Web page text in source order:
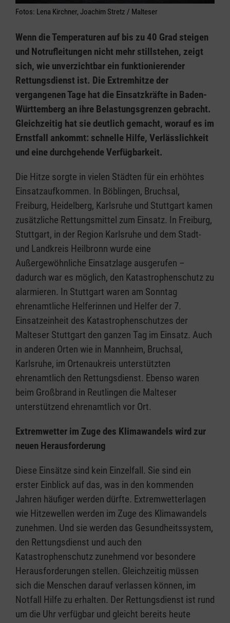
Fotos: Lena Kirchner, Joachim Stretz / Malteser
Wenn die Temperaturen auf bis zu 40 Grad steigen
und Notrufleitungen nicht mehr stillstehen, zeigt
sich, wie unverzichtbar ein funktionierender
Rettungsdienst ist. Die Extremhitze der
vergangenen Tage hat die Einsatzkräfte in Baden-
Württemberg an ihre Belastungsgrenzen gebracht.
Gleichzeitig hat sie deutlich gemacht, worauf es im
Ernstfall ankommt: schnelle Hilfe, Verlässlichkeit
und eine durchgehende Verfügbarkeit.
Die Hitze sorgte in vielen Städten für ein erhöhtes
Einsatzaufkommen. In Böblingen, Bruchsal,
Freiburg, Heidelberg, Karlsruhe und Stuttgart kamen
zusätzliche Rettungsmittel zum Einsatz. In Freiburg,
Stuttgart, in der Region Karlsruhe und dem Stadt-
und Landkreis Heilbronn wurde eine
Außergewöhnliche Einsatzlage ausgerufen –
dadurch war es möglich, den Katastrophenschutz zu
alarmieren. In Stuttgart waren am Sonntag
ehrenamtliche Helferinnen und Helfer der 7.
Einsatzeinheit des Katastrophenschutzes der
Malteser Stuttgart den ganzen Tag im Einsatz. Auch
in anderen Orten wie in Mannheim, Bruchsal,
Karlsruhe, im Ortenaukreis unterstützten
ehrenamtlich den Rettungsdienst. Ebenso waren
beim Großbrand in Reutlingen die Malteser
unterstützend ehrenamtlich vor Ort.
Extremwetter im Zuge des Klimawandels wird zur
neuen Herausforderung
Diese Einsätze sind kein Einzelfall. Sie sind ein
erster Einblick auf das, was in den kommenden
Jahren häufiger werden dürfte. Extremwetterlagen
wie Hitzewellen werden im Zuge des Klimawandels
zunehmen. Und sie werden das Gesundheitssystem,
den Rettungsdienst und auch den
Katastrophenschutz zunehmend vor besondere
Herausforderungen stellen. Gleichzeitig müssen
sich die Menschen darauf verlassen können, im
Notfall Hilfe zu erhalten. Der Rettungsdienst ist rund
um die Uhr verfügbar und gleicht bereits heute